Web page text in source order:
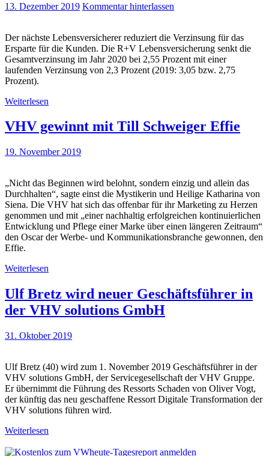
13. Dezember 2019 Kommentar hinterlassen
Der nächste Lebensversicherer reduziert die Verzinsung für das
Ersparte für die Kunden. Die R+V Lebensversicherung senkt die
Gesamtverzinsung im Jahr 2020 bei 2,55 Prozent mit einer
laufenden Verzinsung von 2,3 Prozent (2019: 3,05 bzw. 2,75
Prozent).
Weiterlesen
VHV gewinnt mit Till Schweiger Effie
19. November 2019
„Nicht das Beginnen wird belohnt, sondern einzig und allein das
Durchhalten“, sagte einst die Mystikerin und Heilige Katharina von
Siena. Die VHV hat sich das offenbar für ihr Marketing zu Herzen
genommen und mit „einer nachhaltig erfolgreichen kontinuierlichen
Entwicklung und Pflege einer Marke über einen längeren Zeitraum“
den Oscar der Werbe- und Kommunikationsbranche gewonnen, den
Effie.
Weiterlesen
Ulf Bretz wird neuer Geschäftsführer in
der VHV solutions GmbH
31. Oktober 2019
Ulf Bretz (40) wird zum 1. November 2019 Geschäftsführer in der
VHV solutions GmbH, der Servicegesellschaft der VHV Gruppe.
Er übernimmt die Führung des Ressorts Schaden von Oliver Vogt,
der künftig das neu geschaffene Ressort Digitale Transformation der
VHV solutions führen wird.
Weiterlesen